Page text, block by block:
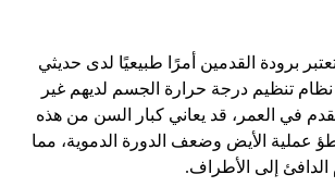
برودة القدمين أمرًا طبيعيًا لدى حديثي
نظام تنظيم درجة حرارة الجسم لديهم غير
في العمر، قد يعاني كبار السن من هذه
عملية الأيض وضعف الدورة الدموية، مما
إلى الأطراف.